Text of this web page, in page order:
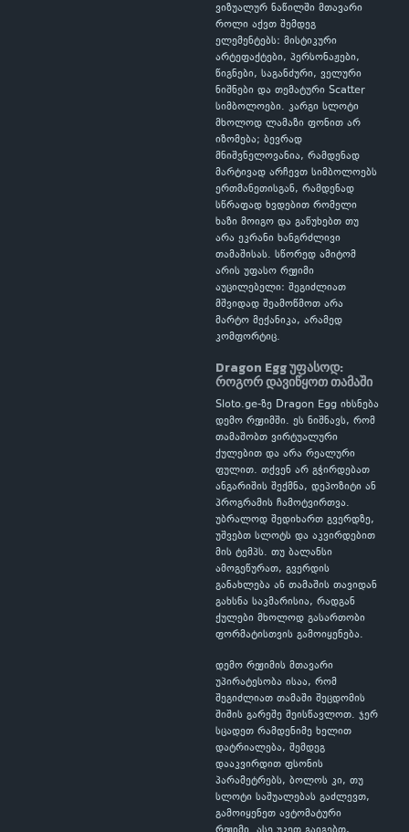
ვიზუალურ ნაწილში მთავარი
როლი აქვთ შემდეგ
ელემენტებს: მისტიკური
არტეფაქტები, პერსონაჟები,
წიგნები, საგანძური, ველური
ნიშნები და თემატური Scatter
სიმბოლოები. კარგი სლოტი
მხოლოდ ლამაზი ფონით არ
იზომება; ბევრად
მნიშვნელოვანია, რამდენად
მარტივად არჩევთ სიმბოლოებს
ერთმანეთისგან, რამდენად
სწრაფად ხვდებით რომელი
ხაზი მოიგო და გაწუხებთ თუ
არა ეკრანი ხანგრძლივი
თამაშისას. სწორედ ამიტომ
არის უფასო რეჟიმი
აუცილებელი: შეგიძლიათ
მშვიდად შეამოწმოთ არა
მარტო მექანიკა, არამედ
კომფორტიც.
Dragon Egg უფასოდ:
როგორ დავიწყოთ თამაში
Sloto.ge-ზე Dragon Egg იხსნება
დემო რეჟიმში. ეს ნიშნავს, რომ
თამაშობთ ვირტუალური
ქულებით და არა რეალური
ფულით. თქვენ არ გჭირდებათ
ანგარიშის შექმნა, დეპოზიტი ან
პროგრამის ჩამოტვირთვა.
უბრალოდ შედიხართ გვერდზე,
უშვებთ სლოტს და აკვირდებით
მის ტემპს. თუ ბალანსი
ამოგეწურათ, გვერდის
განახლება ან თამაშის თავიდან
გახსნა საკმარისია, რადგან
ქულები მხოლოდ გასართობი
ფორმატისთვის გამოიყენება.
დემო რეჟიმის მთავარი
უპირატესობა ისაა, რომ
შეგიძლიათ თამაში შეცდომის
შიშის გარეშე შეისწავლოთ. ჯერ
სცადეთ რამდენიმე ხელით
დატრიალება, შემდეგ
დააკვირდით ფსონის
პარამეტრებს, ბოლოს კი, თუ
სლოტი საშუალებას გაძლევთ,
გამოიყენეთ ავტომატური